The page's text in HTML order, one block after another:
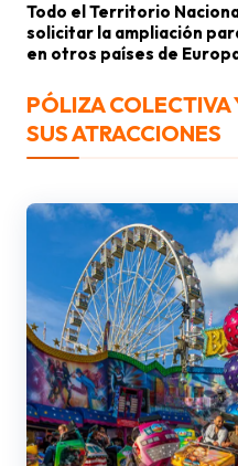
Todo el Territorio
solicitar la ampliación
en otros países de
PÓLIZA COLECTIVA
SUS ATRACCIONES